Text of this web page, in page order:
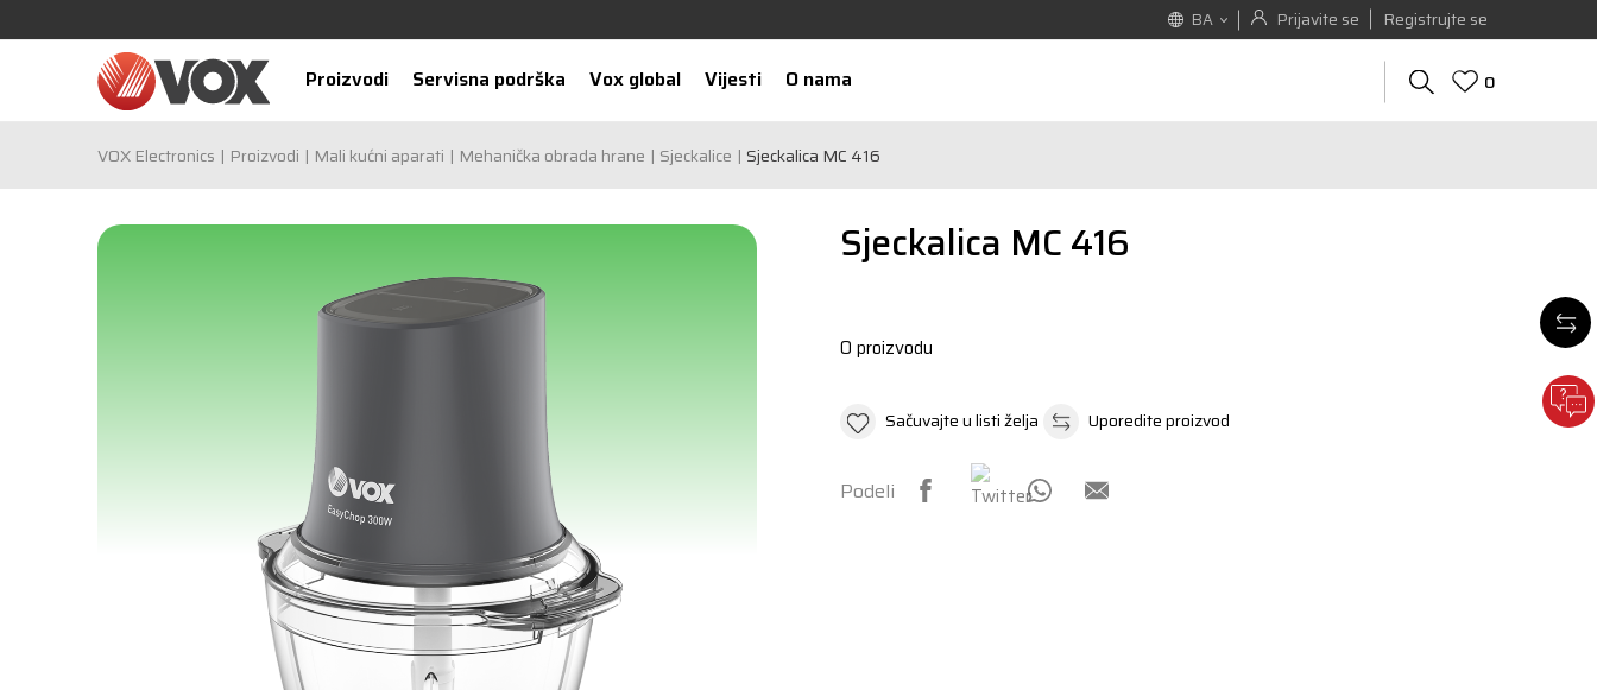
Prijavite se Registrujte se
BA
Proizvodi Servisna podrška Vox global Vijesti O nama 0
VOX Electronics Proizvodi Mali kućni aparati Mehanička obrada hrane Sjeckalice Sjeckalica MC 416
Sjeckalica MC 416
O proizvodu
Sačuvajte u listi želja Uporedite proizvod
Podeli